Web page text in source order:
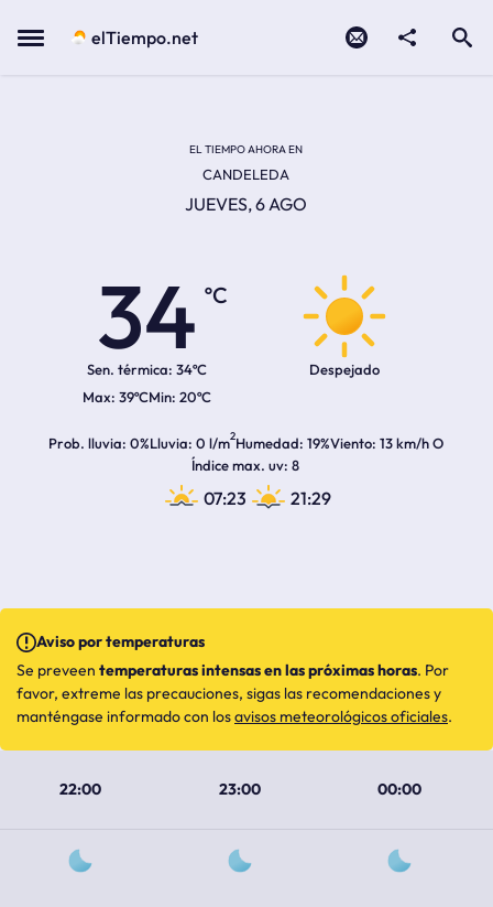
Menu elTiempo.net
EL TIEMPO AHORA EN
CANDELEDA
JUEVES, 6 AGO
34
ºC
Sen. térmica: 34ºC
39ºC 20ºC
Despejado
Prob. lluvia 0%Lluvia 0 l/m2Humedad 19%Viento 13 km/h O
Índice max. uv 8
07:23 21:29
22:00 23:00 00:00
Aviso por temperaturas
Se preveen temperaturas intensas en las próximas horas. Por
favor, extreme las precauciones, sigas las recomendaciones y
manténgase informado con losavisos meteorológicos oficiales.